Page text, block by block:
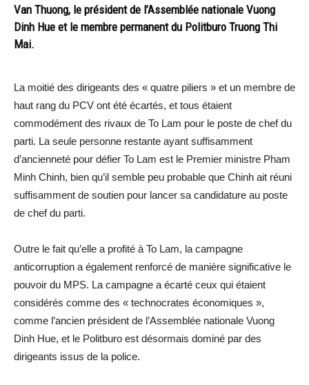
Van Thuong, le président de l’Assemblée nationale Vuong
Dinh Hue et le membre permanent du Politburo Truong Thi
Mai.
La moitié des dirigeants des « quatre piliers » et un membre de
haut rang du PCV ont été écartés, et tous étaient
commodément des rivaux de To Lam pour le poste de chef du
parti. La seule personne restante ayant suffisamment
d’ancienneté pour défier To Lam est le Premier ministre Pham
Minh Chinh, bien qu’il semble peu probable que Chinh ait réuni
suffisamment de soutien pour lancer sa candidature au poste
de chef du parti.
Outre le fait qu’elle a profité à To Lam, la campagne
anticorruption a également renforcé de manière significative le
pouvoir du MPS. La campagne a écarté ceux qui étaient
considérés comme des « technocrates économiques »,
comme l’ancien président de l’Assemblée nationale Vuong
Dinh Hue, et le Politburo est désormais dominé par des
dirigeants issus de la police.